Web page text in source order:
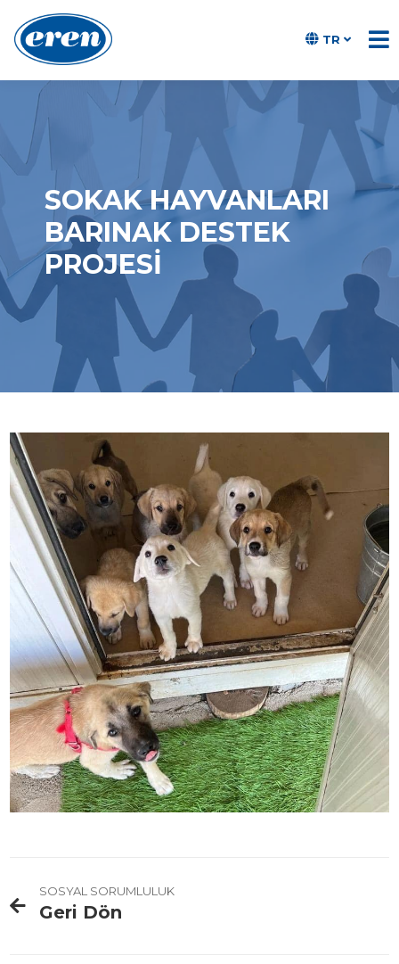
TR
SOKAK HAYVANLARI
BARINAK DESTEK
PROJESI
SOSYAL SORUMLULUK
Geri Dön